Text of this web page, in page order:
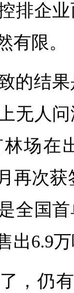
排企
有限。
的结
无人
场在
再次
全国
出6.9
，仍